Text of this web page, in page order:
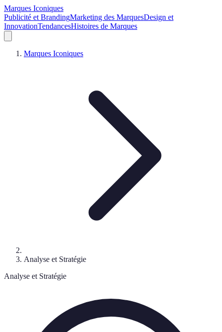
Marques Iconiques
Publicité et BrandingMarketing des MarquesDesign et
InnovationTendancesHistoires de Marques
Marques Iconiques
Analyse et Stratégie
Analyse et Stratégie